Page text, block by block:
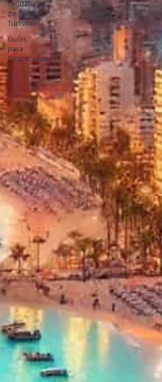
Tendencias
de
Turismo
Guías
para
Propietarios